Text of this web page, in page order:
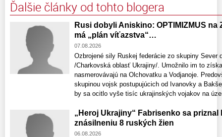
Ďalšie články od tohto blogera
Rusi dobyli Aniskino: OPTIMIZMUS na
má „plán víťazstva“…
07.08.2026
Ozbrojené sily Ruskej federácie zo skupiny Sever
/Charkovská oblasť Ukrajiny/. Umožnilo im to
nasmerovávajú na Olchovatku a Vodjanoje.
skupinou vojsk postupujúcich od Ivanovky a
by sa ocitlo vyše tisíc ukrajinských vojakov na
„Heroj Ukrajiny“ Fabrisenko sa priznal
znásilneniu 8 ruských žien
06.08.2026